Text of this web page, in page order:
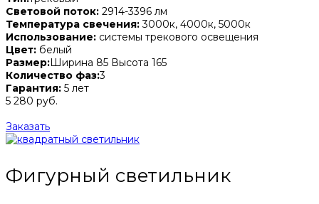
Световой поток: 2914-3396 лм
Температура свечения:3000к, 4000к, 5000к
Использование: системы трекового освещения
Цвет: белый
Размер:Ширина 85 Высота 165
Количество фаз:3
Гарантия: 5 лет
5 280 руб.
Заказать
Фигурный светильник